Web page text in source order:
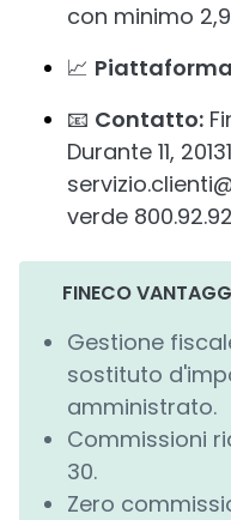
con minimo
📈
📧 Contatto:
Durante 11,
verde
FINECO
Gestione
sostituto
amministrato.
Commissioni
30.
Zero